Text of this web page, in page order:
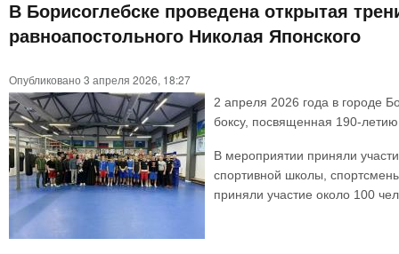
В Борисоглебске проведена открытая
равноапостольного Николая Японского
Опубликовано 3 апреля 2026, 18:27
2 апреля 2026 года в городе
боксу, посвященная 190-
В мероприятии приняли
спортивной школы,
приняли участие около 100